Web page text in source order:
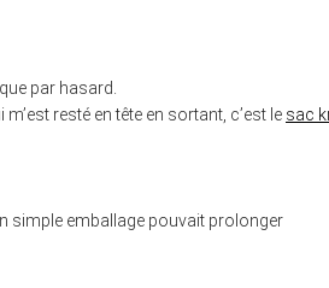
par hasard.
resté en tête en sortant, c’est le sac
simple emballage pouvait prolonger